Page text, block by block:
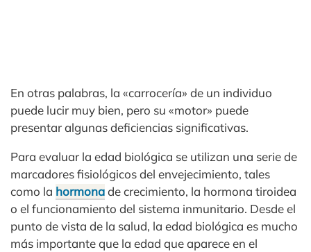
En otras palabras, la «carrocería» de un individuo
puede lucir muy bien, pero su «motor» puede
presentar algunas deficiencias significativas.
Para evaluar la edad biológica se utilizan una serie de
marcadores fisiológicos del envejecimiento, tales
como la hormonade crecimiento, la hormona tiroidea
o el funcionamiento del sistema inmunitario. Desde el
punto de vista de la salud, la edad biológica es mucho
más importante que la edad que aparece en el